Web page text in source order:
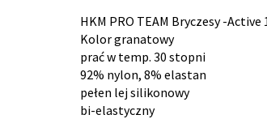
HKM PRO TEAM Bryczesy -Active
Kolor granatowy
prać w temp. 30 stopni
92% nylon, 8% elastan
pełen lej silikonowy
bi-elastyczny